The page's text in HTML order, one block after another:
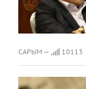
САРЫМ —
10113